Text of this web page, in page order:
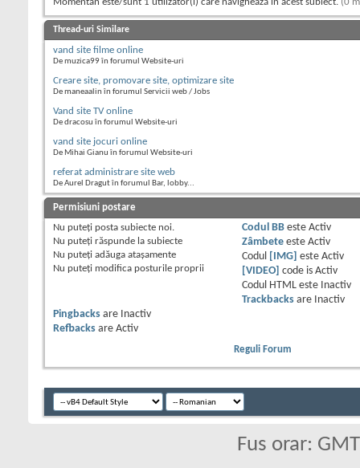
Momentan este/sunt 1 utilizator(i) care navighează în acest subiect. (0
Thread-uri Similare
vand site filme online
De muzica99 în forumul Website-uri
Creare site, promovare site, optimizare site
De maneaalin în forumul Servicii web / Jobs
Vand site TV online
De dracosu în forumul Website-uri
vand site jocuri online
De Mihai Gianu în forumul Website-uri
referat administrare site web
De Aurel Dragut în forumul Bar, lobby...
Permisiuni postare
Nu puteţi posta subiecte noi.
Nu puteţi răspunde la subiecte
Nu puteţi adăuga ataşamente
Nu puteţi modifica posturile proprii
Codul BBeste Activ
Zâmbeteeste Activ
Codul
[IMG] este Activ
[VIDEO]
code is Activ
Codul HTML este
Inactiv
Trackbacksare
Inactiv
Pingbacks are
Inactiv
Refbacks are Activ
Reguli Forum
Fus orar: